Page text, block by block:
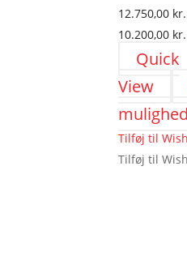
12.750,00 kr.
10.200,00 kr.
Quick
View
Tilføj til
Tilføj til